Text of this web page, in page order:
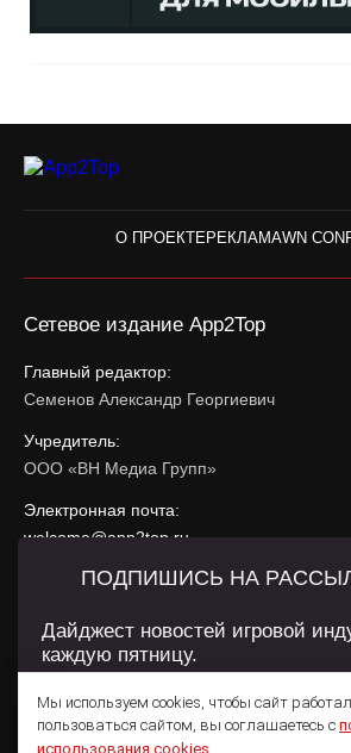
О ПРОЕКТЕРЕКЛАМАWN
Сетевое издание App2Top
Главный редактор:
Семенов Александр Георгиевич
Учредитель:
ООО «ВН Медиа Групп»
Электронная почта:
welcome@app2top.ru
При использовании материалов активная
Сайт использует IP адреса, cookie, данные
использования содержатся вПолитике
Пользовательском соглашении .
Мы используем cookies, чтобы сайт
пользоваться сайтом, вы соглашаетесь с
использования cookies
ПОДПИШИСЬ НА
Дайджест новостей игровой
каждую пятницу.